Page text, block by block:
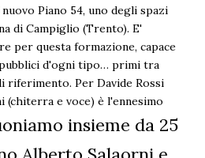
Piano 54, uno degli spazi
di Campiglio (Trento). E'
per questa formazione, capace
d'ogni tipo… primi tra
riferimento. Per Davide Rossi
(chiterra e voce) è l'ennesimo
insieme da 25